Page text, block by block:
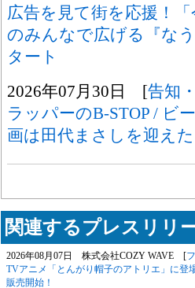
広告を見て街を応援！
のみんなで広げる『な
タート
2026年07月30日 [告知
ラッパーのB-STOP / ビ
画は田代まさしを迎え
関連するプレスリリ
2026年08月07日 株式会社COZY WAVE [
TVアニメ「とんがり帽子のアトリエ」に登
販売開始！